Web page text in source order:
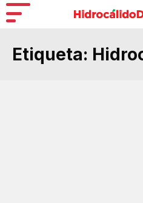
Etiqueta: